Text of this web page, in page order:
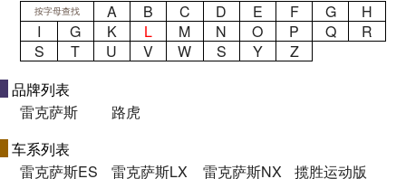
按字母查找 A B C D E F G
H
I
G K L M N O P Q
R
S
T U V W S Y
Z
品牌列表
雷克萨斯
路虎
车系列表
雷克萨斯ES
雷克萨斯LX 雷克萨斯NX 揽胜运动版